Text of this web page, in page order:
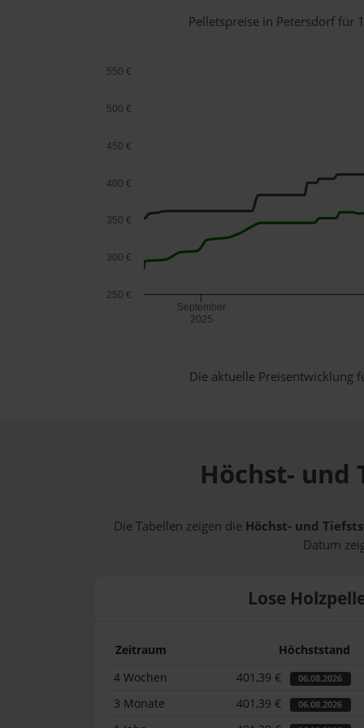
Pelletspreise in Petersdorf für
September
2025
250 €
300 €
350 €
400 €
450 €
500 €
550 €
Die aktuelle Preisentwicklung
Höchst- und
Die Tabellen zeigen die Höchst- und
Datum
Lose
Zeitraum Höchststand
4 Wochen
401,39 € 06.08.2026
3 Monate 401,39 € 06.08.2026